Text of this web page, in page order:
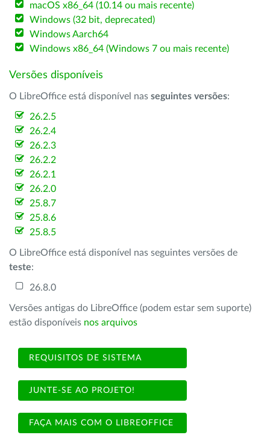
macOS x86_64 (10.14 ou mais recente)
Windows (32 bit, deprecated)
Windows Aarch64
Windows x86_64 (Windows 7 ou mais recente)
Versões disponíveis
O LibreOffice está disponível nas seguintes versões:
26.2.5
26.2.4
26.2.3
26.2.2
26.2.1
26.2.0
25.8.7
25.8.6
25.8.5
O LibreOffice está disponível nas seguintes versões de
teste:
26.8.0
Versões antigas do LibreOffice (podem estar sem suporte)
estão disponíveis nos arquivos
REQUISITOS DE SISTEMA
JUNTE-SE AO PROJETO!
FAÇA MAIS COM O LIBREOFFICE